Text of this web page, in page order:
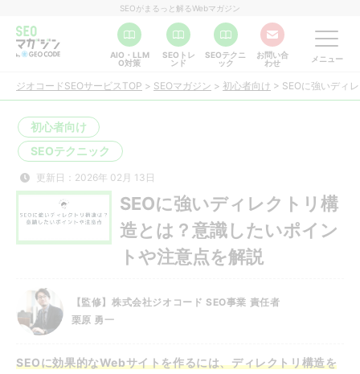
SEOがまるっと解るWebマガジン
AIO・LLM
O対策
SEOトレ
ンド
SEOテクニ
ック
お問い合
わせ
メニュー
ジオコードSEOサービスTOP > SEOマガジン > 初心者向け > SEOに強いディ
初心者向け
SEOテクニック
更新日：2026年 02月 13日
SEOに強いディレクトリ構
造とは？意識したいポイン
トや注意点を解説
【監修】株式会社ジオコード SEO事業 責任者
栗原 勇一
SEOに効果的なWebサイトを作るには、ディレクトリ構造を